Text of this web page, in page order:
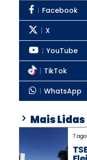
Facebook
X
YouTube
TikTok
WhatsApp
Mais Lidas
7